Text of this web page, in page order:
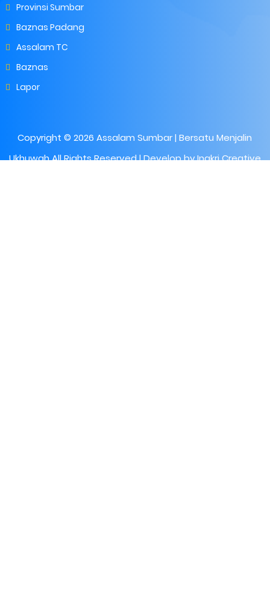
Provinsi Sumbar
Baznas Padang
Assalam TC
Baznas
Lapor
Copyright ©2026Assalam Sumbar | Bersatu Menjalin
UkhuwahAll Rights Reserved | Develop byInakri Creative